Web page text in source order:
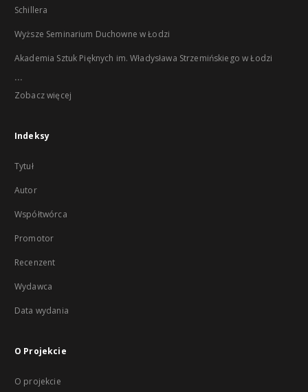
Schillera
Wyższe Seminarium Duchowne w Łodzi
Akademia Sztuk Pięknych im. Władysława Strzemińskiego w Łodzi
...
Zobacz więcej
Indeksy
Tytuł
Autor
Współtwórca
Promotor
Recenzent
Wydawca
Data wydania
O Projekcie
O projekcie